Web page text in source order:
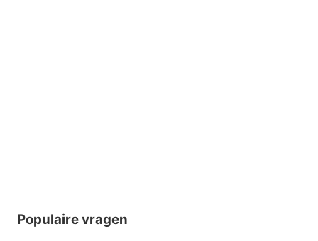
Populaire vragen